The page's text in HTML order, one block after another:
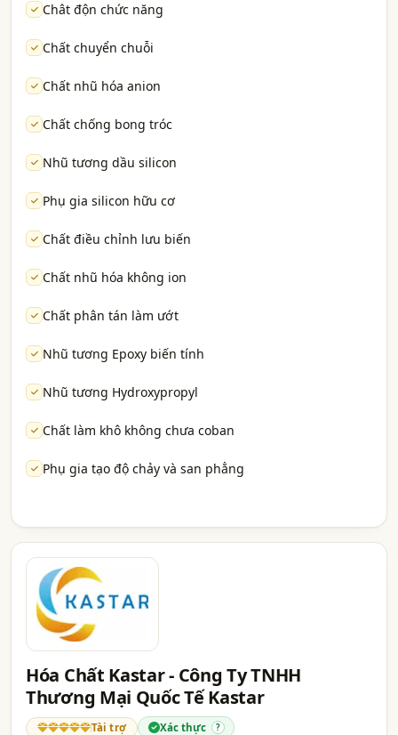
Chât độn chức năng
Chất chuyển chuỗi
Chất nhũ hóa anion
Chất chống bong tróc
Nhũ tương dầu silicon
Phụ gia silicon hữu cơ
Chất điều chỉnh lưu biến
Chất nhũ hóa không ion
Chất phân tán làm ướt
Nhũ tương Epoxy biến tính
Nhũ tương Hydroxypropyl
Chất làm khô không chưa coban
Phụ gia tạo độ chảy và san phẳng
Hóa Chất Kastar - Công Ty TNHH
Thương Mại Quốc Tế Kastar
Tài trợ Xác thực ?